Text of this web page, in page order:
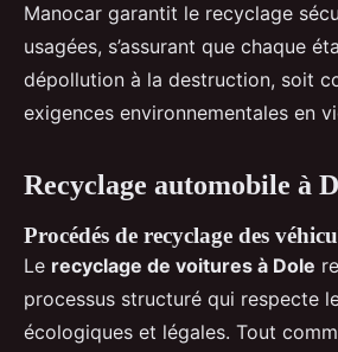
Manocar garantit le recyclage
usagées, s’assurant que chaque
dépollution à la destruction, soit
exigences environnementales en
Recyclage automobile à
Procédés de recyclage des
Le recyclage de voitures à Dole
processus structuré qui respecte
écologiques et légales. Tout